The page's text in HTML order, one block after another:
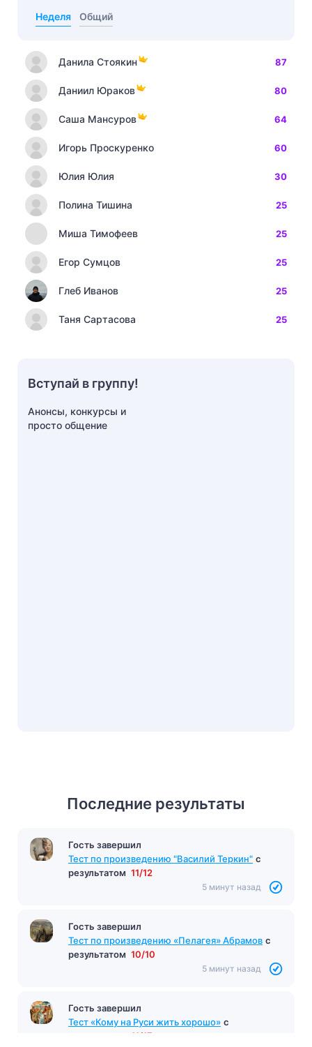
Последние результаты
Гость завершил
Тест по произведению "Василий Теркин" с
результатом 11/12
5 минут назад
Гость завершил
Тест по произведению «Пелагея» Абрамов с
результатом 10/10
5 минут назад
Гость завершил
Тест «Кому на Руси жить хорошо» с
11/17
Неделя Общий
Данила Стоякин 87
Даниил Юраков 80
Саша Мансуров 64
Игорь Проскуренко 60
Юлия Юлия 30
Полина Тишина 25
Миша Тимофеев 25
Егор Сумцов 25
Глеб Иванов 25
Таня Сартасова 25
Вступай в группу!
Анонсы, конкурсы и
просто общение